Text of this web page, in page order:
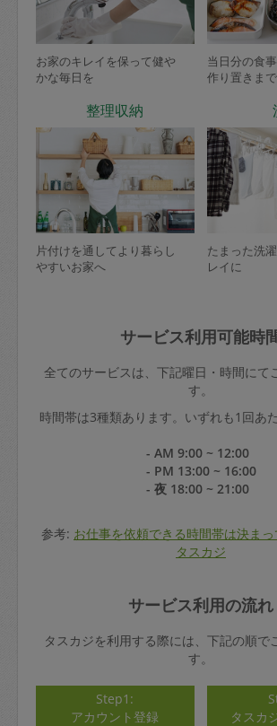
お家のキレイを保って健や
かな毎日を
当日分の食
作り置きまで
整理収納
片付けを通してより暮らし
やすいお家へ
たまった洗
レイに
サービス利用可能時
全てのサービスは、下記曜日・時間にて
す。
時間帯は3種類あります。いずれも1回あ
- AM 9:00 ~ 12:00
- PM 13:00 ~ 16:00
- 夜 18:00 ~ 21:00
参考: お仕事を依頼できる時間帯は決ま
タスカジ
サービス利用の流れ
タスカジを利用する際には、下記の順で
す。
Step1:
アカウント登録
タスカ